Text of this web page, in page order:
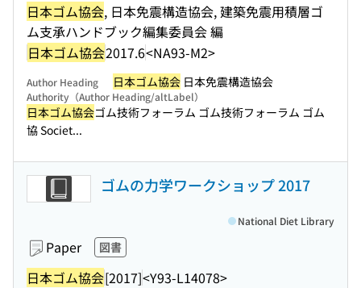
日本ゴム協会, 日本免震構造協会, 建築免震用積層ゴ
ム支承ハンドブック編集委員会 編
日本ゴム協会2017.6<NA93-M2>
Author Heading 日本ゴム協会 日本免震構造協会
Authority（Author Heading/altLabel）
日本ゴム協会ゴム技術フォーラム ゴム技術フォーラム ゴム
協 Societ...
ゴムの力学ワークショップ 2017
Paper 図書
日本ゴム協会[2017]<Y93-L14078>
National Diet Library